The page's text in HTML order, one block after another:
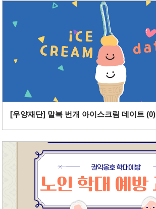
[우양재단] 말복 번개 아이스크림 데이트 (0)